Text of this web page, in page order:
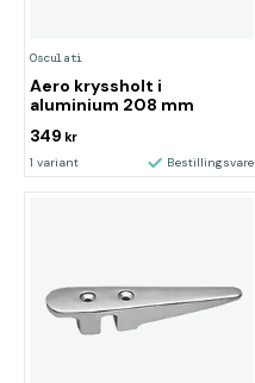
Osculati
Aero kryssholt i
aluminium 208 mm
349 kr
1 variant Bestillingsvare